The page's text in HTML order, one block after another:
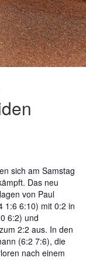
sich am Samstag
Das neu
von Paul
1:6 6:10) mit 0:2 in
6:2) und
2:2 aus. In den
(6:2 7:6), die
nach einem